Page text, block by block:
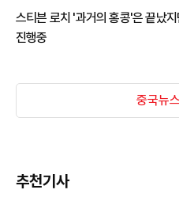
스티븐 로치 '과거의 홍콩'은 끝났
진행중
중국뉴스
추천기사